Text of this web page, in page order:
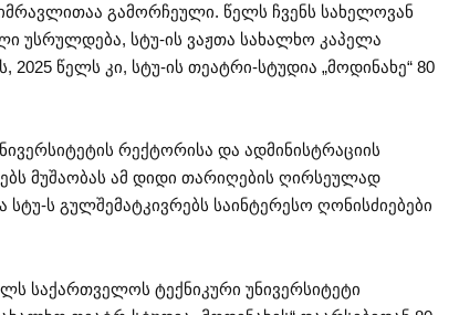
გამორჩეული. წელს ჩვენს სახელოვან
უსრულდება, სტუ-ის ვაჟთა სახალხო კაპელა
2025 წელს კი, სტუ-ის თეატრი-სტუდია „მოდინახე“ 80
რექტორისა და ადმინისტრაციის
მუშაობას ამ დიდი თარიღების ღირსეულად
სტუ-ს გულშემატკივრებს საინტერესო ღონისძიებები
საქართველოს ტექნიკური უნივერსიტეტი